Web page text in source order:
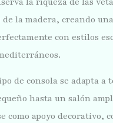
la madera, creando
con estilos
de consola se adapta a
hasta un salón
como apoyo decorativo,